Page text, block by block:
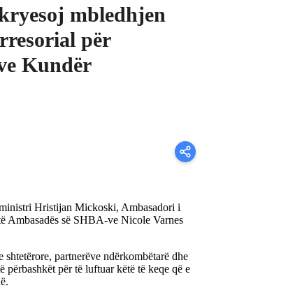
mbledhjen
për
Kundër
Hristijan Mickoski, Ambasadori i
Ambasadës së SHBA-ve Nicole Varnes
shtetërore, partnerëve ndërkombëtarë dhe
përbashkët për të luftuar këtë të keqe që e